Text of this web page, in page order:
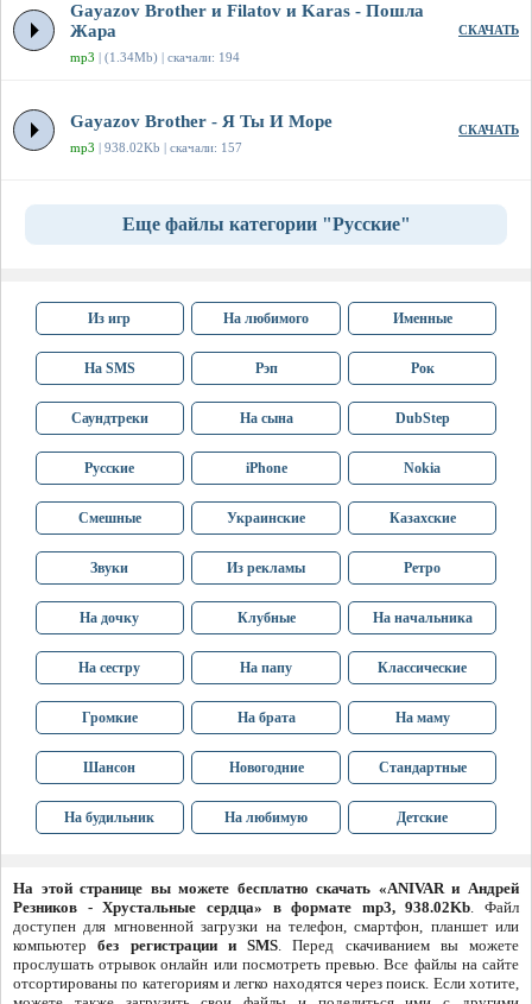
Gayazov Brother и Filatov и Karas - Пошла
Жара
mp3 | (1.34Mb) | скачали: 194
СКАЧАТЬ
Gayazov Brother - Я Ты И Море
mp3 | 938.02Kb | скачали: 157
СКАЧАТЬ
Еще файлы категории "Русские"
Из игр На любимого Именные
На SMS Рэп Рок
Саундтреки На сына DubStep
Русские iPhone Nokia
Смешные Украинские Казахские
Звуки Из рекламы Ретро
На дочку Клубные На начальника
На сестру На папу Классические
Громкие На брата На маму
Шансон Новогодние Стандартные
На будильник На любимую Детские
На этой странице вы можете бесплатно скачать «ANIVAR и Андрей
Резников - Хрустальные сердца» в формате mp3, 938.02Kb. Файл
доступен для мгновенной загрузки на телефон, смартфон, планшет или
компьютербез регистрации и SMS. Перед скачиванием вы можете
прослушать отрывок онлайн или посмотреть превью. Все файлы на сайте
отсортированы по категориям и легко находятся через поиск. Если хотите,